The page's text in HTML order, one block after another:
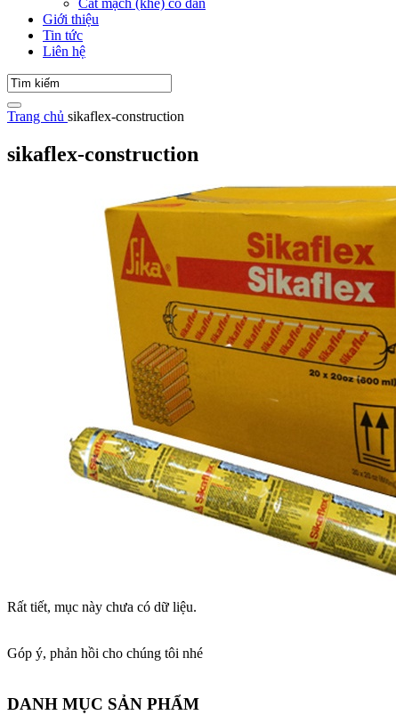
Cắt mạch (khe) co dãn
Giới thiệu
Tin tức
Liên hệ
Trang chủ sikaflex-construction
sikaflex-construction
Rất tiết, mục này chưa có dữ liệu.
Góp ý, phản hồi cho chúng tôi nhé
DANH MỤC SẢN PHẨM